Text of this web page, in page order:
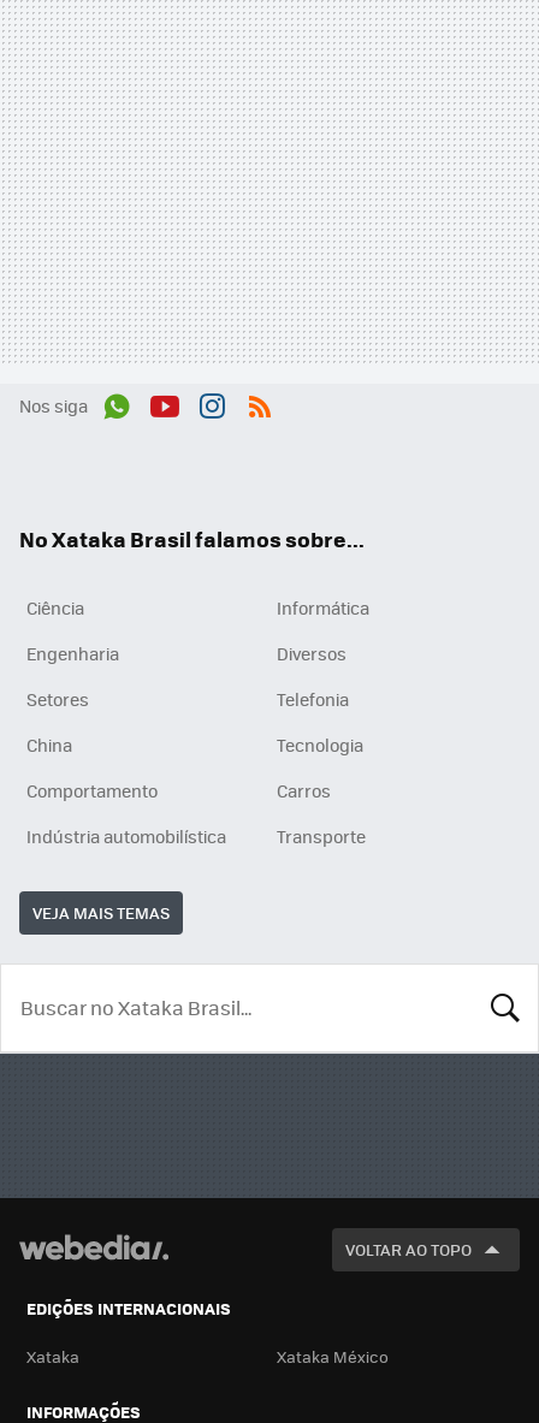
Nos siga
No Xataka Brasil falamos sobre...
Ciência
Informática
Engenharia
Diversos
Setores
Telefonia
China
Tecnologia
Comportamento
Carros
Indústria automobilística
Transporte
VEJA MAIS TEMAS
VOLTAR AO TOPO
EDIÇÕES INTERNACIONAIS
Xataka Xataka México
INFORMAÇÕES